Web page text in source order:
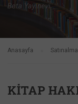
Beta Yayınevi
Anasayfa
KITAP